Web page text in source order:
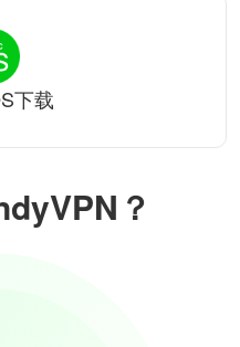
？
下载